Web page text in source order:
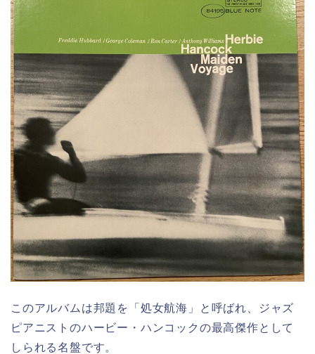
このアルバムは邦題を「処女航海」と呼ばれ、ジャズ
ピアニストのハービー・ハンコックの最高傑作として
しられる名盤です。